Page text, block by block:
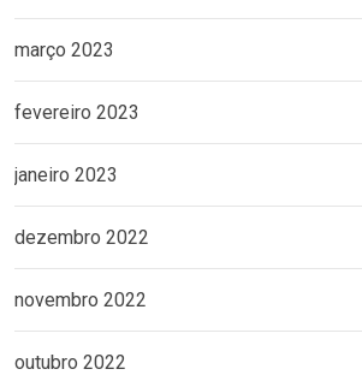
março 2023
fevereiro 2023
janeiro 2023
dezembro 2022
novembro 2022
outubro 2022